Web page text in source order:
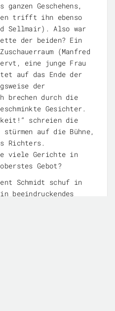
Geschehens,
trifft ihn ebenso
Sellmair). Also war
der beiden? Ein
(Manfred
eine junge Frau
auf das Ende der
der
brechen durch die
Gesichter.
schreien die
auf die Bühne,
Richters.
viele Gerichte in
Gebot?
Schmidt schuf in
beeindruckendes